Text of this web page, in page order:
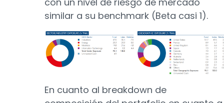
similar a su benchmark (Beta casi 1).
En cuanto al breakdown de